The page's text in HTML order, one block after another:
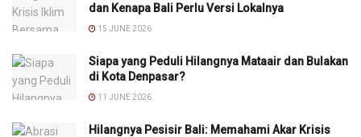
dan Kenapa Bali Perlu Versi Lokalnya
15 JUNE 2026
Siapa yang Peduli Hilangnya Mataair dan Bulakan
di Kota Denpasar?
11 JUNE 2026
Hilangnya Pesisir Bali: Memahami Akar Krisis